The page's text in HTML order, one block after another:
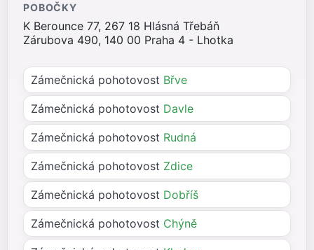
Zámečnická pohotovost Břve
Zámečnická pohotovost Davle
Zámečnická pohotovost Rudná
Zámečnická pohotovost Zdice
Zámečnická pohotovost Dobříš
Zámečnická pohotovost Chýně
POBOČKY
K Berounce 77, 267 18 Hlásná Třebáň
Zárubova 490, 140 00 Praha 4 - Lhotka